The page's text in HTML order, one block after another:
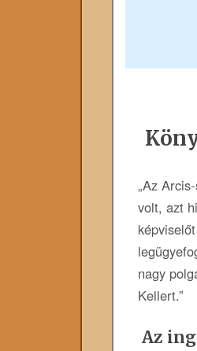
„Az
volt, azt
nagy
Kellert.”
Az